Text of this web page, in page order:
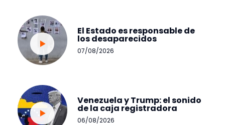
El Estado es responsable de
los desaparecidos
07/08/2026
Venezuela y Trump: el sonido
de la caja registradora
06/08/2026